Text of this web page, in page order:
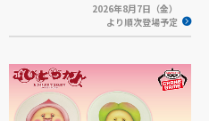
2026年8月7日（金）
より順次登場予定